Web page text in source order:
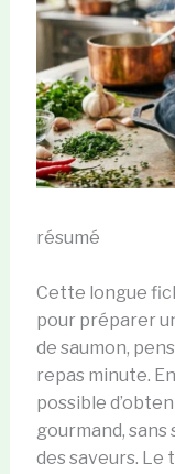
résumé
Cette longue
pour préparer
de saumon,
repas minute.
possible
gourmand,
des saveurs.